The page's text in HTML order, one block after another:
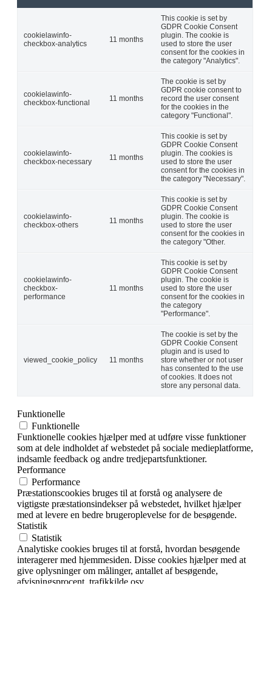
cookielawinfo-
checkbox-analytics
11 months
This cookie is set by
GDPR Cookie Consent
plugin. The cookie is
used to store the user
consent for the cookies in
the category "Analytics".
cookielawinfo-
checkbox-functional
11 months
The cookie is set by
GDPR cookie consent to
record the user consent
for the cookies in the
category "Functional".
cookielawinfo-
checkbox-necessary
11 months
This cookie is set by
GDPR Cookie Consent
plugin. The cookies is
used to store the user
consent for the cookies in
the category "Necessary".
cookielawinfo-
checkbox-others
11 months
This cookie is set by
GDPR Cookie Consent
plugin. The cookie is
used to store the user
consent for the cookies in
the category "Other.
cookielawinfo-
checkbox-
performance
11 months
This cookie is set by
GDPR Cookie Consent
plugin. The cookie is
used to store the user
consent for the cookies in
the category
"Performance".
viewed_cookie_policy 11 months
The cookie is set by the
GDPR Cookie Consent
plugin and is used to
store whether or not user
has consented to the use
of cookies. It does not
store any personal data.
Funktionelle
Funktionelle
Funktionelle cookies hjælper med at udføre visse funktioner
som at dele indholdet af webstedet på sociale medieplatforme,
indsamle feedback og andre tredjepartsfunktioner.
Performance
Performance
Præstationscookies bruges til at forstå og analysere de
vigtigste præstationsindekser på webstedet, hvilket hjælper
med at levere en bedre brugeroplevelse for de besøgende.
Statistik
Statistik
Analytiske cookies bruges til at forstå, hvordan besøgende
interagerer med hjemmesiden. Disse cookies hjælper med at
give oplysninger om målinger, antallet af besøgende,
afvisningsprocent, trafikkilde osv.